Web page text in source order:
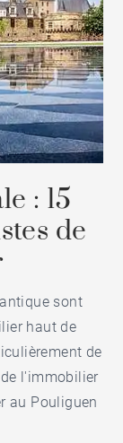
: 15
de
sont
haut de
de
l'immobilier
au Pouliguen